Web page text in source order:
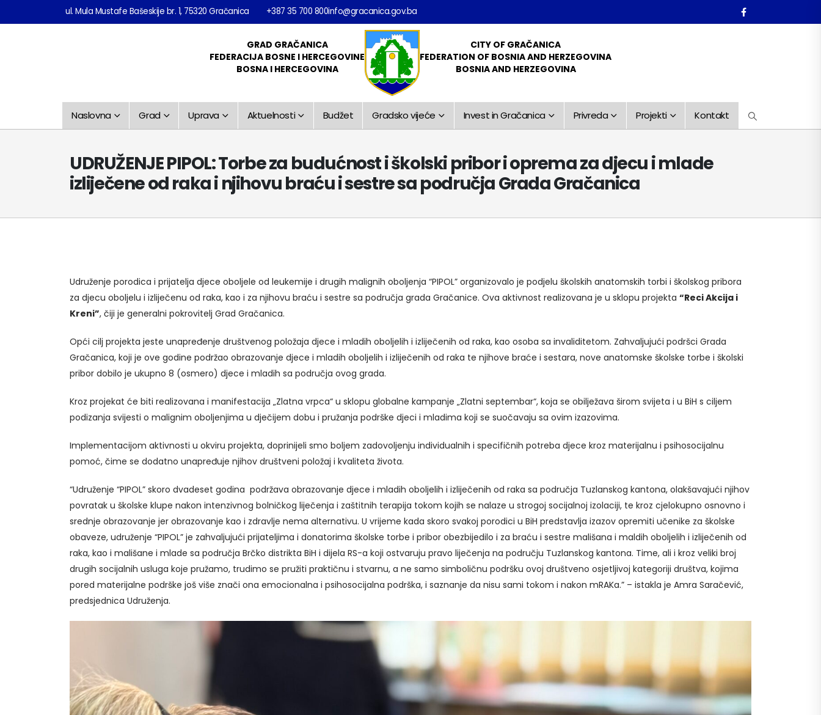
ul. Mula Mustafe Bašeskije br. 1, 75320 Gračanica +387 35 700 800info@gracanica.gov.ba
GRAD GRAČANICA
FEDERACIJA BOSNE I HERCEGOVINE
BOSNA I HERCEGOVINA
CITY OF GRAČANICA
FEDERATION OF BOSNIA AND HERZEGOVINA
BOSNIA AND HERZEGOVINA
Naslovna Grad Uprava Aktuelnosti Budžet Gradsko vijeće Invest in Gračanica Privreda Projekti Kontakt
UDRUŽENJE PIPOL: Torbe za budućnost i školski pribor i oprema za djecu i mlade
izliječene od raka i njihovu braću i sestre sa područja Grada Gračanica
Udruženje porodica i prijatelja djece oboljele od leukemije i drugih malignih oboljenja “PIPOL” organizovalo je podjelu školskih anatomskih torbi i školskog pribora
za djecu oboljelu i izliječenu od raka, kao i za njihovu braću i sestre sa područja grada Gračanice. Ova aktivnost realizovana je u sklopu projekta “Reci Akcija i
Kreni”, čiji je generalni pokrovitelj Grad Gračanica.
Opći cilj projekta jeste unapređenje društvenog položaja djece i mladih oboljelih i izliječenih od raka, kao osoba sa invaliditetom. Zahvaljujući podršci Grada
Gračanica, koji je ove godine podržao obrazovanje djece i mladih oboljelih i izliječenih od raka te njihove braće i sestara, nove anatomske školske torbe i školski
pribor dobilo je ukupno 8 (osmero) djece i mladih sa područja ovog grada.
Kroz projekat će biti realizovana i manifestacija „Zlatna vrpca“ u sklopu globalne kampanje „Zlatni septembar“, koja se obilježava širom svijeta i u BiH s ciljem
podizanja svijesti o malignim oboljenjima u dječijem dobu i pružanja podrške djeci i mladima koji se suočavaju sa ovim izazovima.
Implementacijom aktivnosti u okviru projekta, doprinijeli smo boljem zadovoljenju individualnih i specifičnih potreba djece kroz materijalnu i psihosocijalnu
pomoć, čime se dodatno unapređuje njihov društveni položaj i kvaliteta života.
“Udruženje “PIPOL” skoro dvadeset godina podržava obrazovanje djece i mladih oboljelih i izliječenih od raka sa područja Tuzlanskog kantona, olakšavajući njihov
povratak u školske klupe nakon intenzivnog bolničkog liječenja i zaštitnih terapija tokom kojih se nalaze u strogoj socijalnoj izolaciji, te kroz cjelokupno osnovno i
srednje obrazovanje jer obrazovanje kao i zdravlje nema alternativu. U vrijeme kada skoro svakoj porodici u BiH predstavlja izazov opremiti učenike za školske
obaveze, udruženje “PIPOL” je zahvaljujući prijateljima i donatorima školske torbe i pribor obezbijedilo i za braću i sestre mališana i maldih oboljelih i izliječenih od
raka, kao i mališane i mlade sa područja Brčko distrikta BiH i dijela RS-a koji ostvaruju pravo liječenja na području Tuzlanskog kantona. Time, ali i kroz veliki broj
drugih socijalnih usluga koje pružamo, trudimo se pružiti praktičnu i stvarnu, a ne samo simboličnu podršku ovoj društveno osjetljivoj kategoriji društva, kojima
pored materijalne podrške još više znači ona emocionalna i psihosocijalna podrška, i saznanje da nisu sami tokom i nakon mRAKa.” – istakla je Amra Saračević,
predsjednica Udruženja.